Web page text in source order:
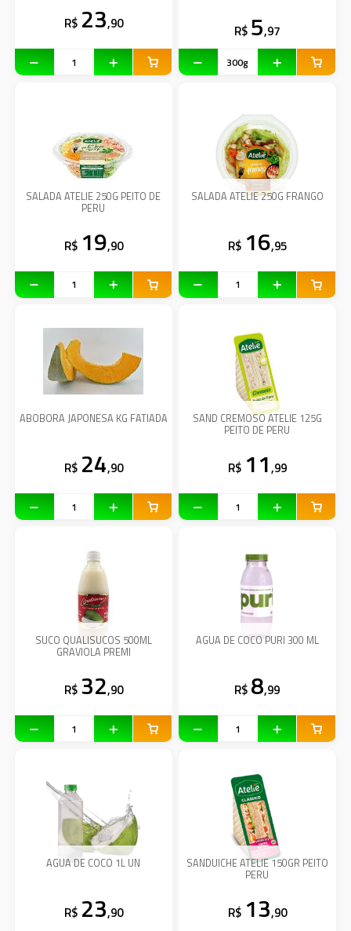
R$ 23,90 R$ 5,97
SALADA ATELIE 250G PEITO DE
PERU
R$ 19,90
SALADA ATELIE 250G FRANGO
R$ 16,95
ABOBORA JAPONESA KG FATIADA
R$ 24,90
SAND CREMOSO ATELIE 125G
PEITO DE PERU
R$ 11,99
SUCO QUALISUCOS 500ML
GRAVIOLA PREMI
R$ 32,90
AGUA DE COCO PURI 300 ML
R$ 8,99
AGUA DE COCO 1L UN
R$ 23,90
SANDUICHE ATELIE 150GR PEITO
PERU
R$ 13,90